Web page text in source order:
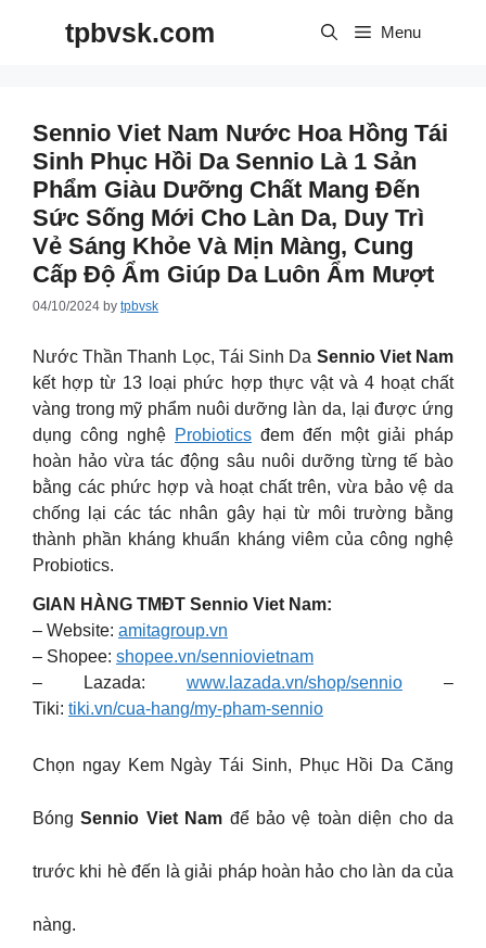
tpbvsk.com Menu
Sennio Viet Nam Nước Hoa Hồng Tái
Sinh Phục Hồi Da Sennio Là 1 Sản
Phẩm Giàu Dưỡng Chất Mang Đến
Sức Sống Mới Cho Làn Da, Duy Trì
Vẻ Sáng Khỏe Và Mịn Màng, Cung
Cấp Độ Ẩm Giúp Da Luôn Ẩm Mượt
04/10/2024 by tpbvsk
Nước Thần Thanh Lọc, Tái Sinh Da Sennio Viet Nam
kết hợp từ 13 loại phức hợp thực vật và 4 hoạt chất
vàng trong mỹ phẩm nuôi dưỡng làn da, lại được ứng
dụng công nghệ Probiotics đem đến một giải pháp
hoàn hảo vừa tác động sâu nuôi dưỡng từng tế bào
bằng các phức hợp và hoạt chất trên, vừa bảo vệ da
chống lại các tác nhân gây hại từ môi trường bằng
thành phần kháng khuẩn kháng viêm của công nghệ
Probiotics.
GIAN HÀNG TMĐT Sennio Viet Nam:
– Website: amitagroup.vn
– Shopee: shopee.vn/senniovietnam
– Lazada: www.lazada.vn/shop/sennio –
Tiki: tiki.vn/cua-hang/my-pham-sennio
Chọn ngay Kem Ngày Tái Sinh, Phục Hồi Da Căng
BóngSennio Viet Nam để bảo vệ toàn diện cho da
trước khi hè đến là giải pháp hoàn hảo cho làn da của
nàng.